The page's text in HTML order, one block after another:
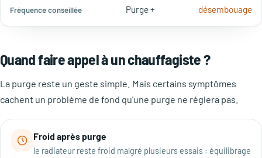
Purge + désembouage
Quand faire appel à un chauffagiste ?
La purge reste un geste simple. Mais certains symptômes
cachent un problème de fond qu'une purge ne réglera pas.
Froid après purge
le radiateur reste froid malgré plusieurs essais : équilibrage